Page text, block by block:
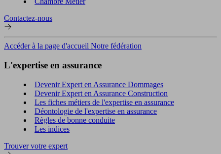
Contactez-nous
Accéder à la page d'accueil Notre fédération
L'expertise en assurance
Devenir Expert en Assurance Dommages
Devenir Expert en Assurance Construction
Les fiches métiers de l'expertise en assurance
Déontologie de l'expertise en assurance
Règles de bonne conduite
Les indices
Trouver votre expert